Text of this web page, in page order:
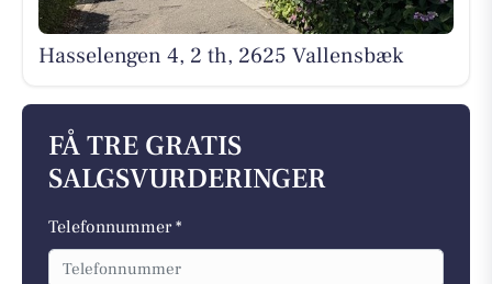
Hasselengen 4, 2 th, 2625 Vallensbæk
FÅ TRE GRATIS
SALGSVURDERINGER
Telefonnummer *